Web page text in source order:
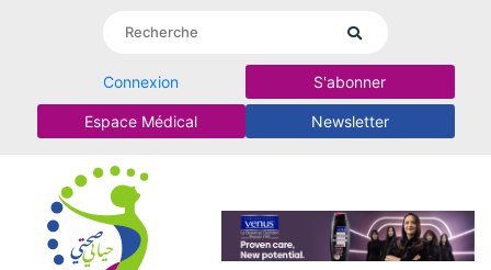
Connexion S'abonner
Espace Médical Newsletter